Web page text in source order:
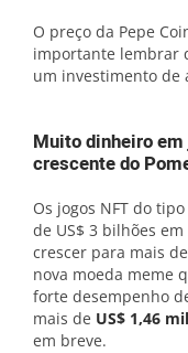
O preço da Pepe
importante lembrar
um investimento de
Muito dinheiro
crescente do
Os jogos NFT do
de US$ 3 bilhões
crescer para mais
nova moeda meme
forte desempenho
mais de US$ 1,46
em breve.